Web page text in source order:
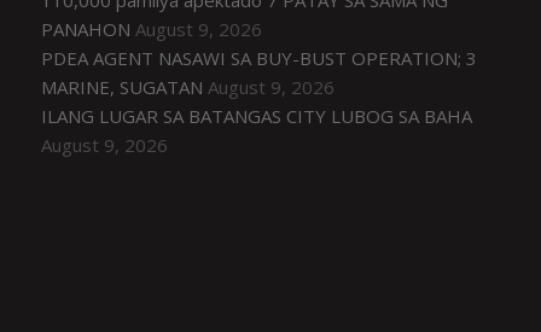
PANAHON August 9, 2026
PDEA AGENT NASAWI SA BUY-BUST OPERATION; 3
MARINE, SUGATAN August 9, 2026
ILANG LUGAR SA BATANGAS CITY LUBOG SA BAHA
August 9, 2026